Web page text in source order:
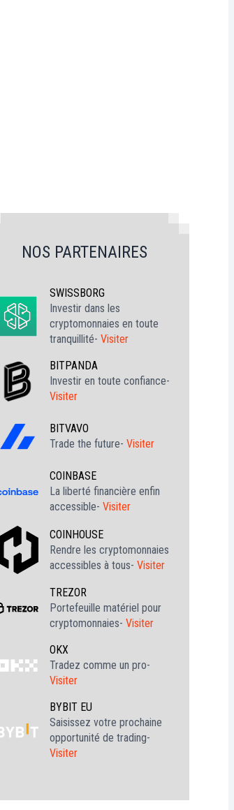
NOS PARTENAIRES
SWISSBORG
Investir dans les
cryptomonnaies en toute
tranquillité- Visiter
BITPANDA
Investir en toute confiance-
Visiter
BITVAVO
Trade the future- Visiter
COINBASE
La liberté financière enfin
accessible- Visiter
COINHOUSE
Rendre les cryptomonnaies
accessibles à tous- Visiter
TREZOR
Portefeuille matériel pour
cryptomonnaies- Visiter
OKX
Tradez comme un pro-
Visiter
BYBIT EU
Saisissez votre prochaine
opportunité de trading-
Visiter